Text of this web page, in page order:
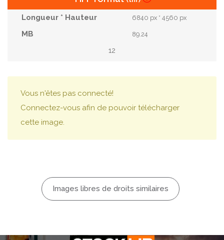
6840 px * 4560 px
89.24
12
Vous n'êtes pas connecté!
Connectez-vous afin de pouvoir télécharger
cette image.
Images libres de droits similaires